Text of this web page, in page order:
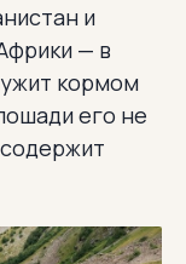
и
— в
кормом
его не